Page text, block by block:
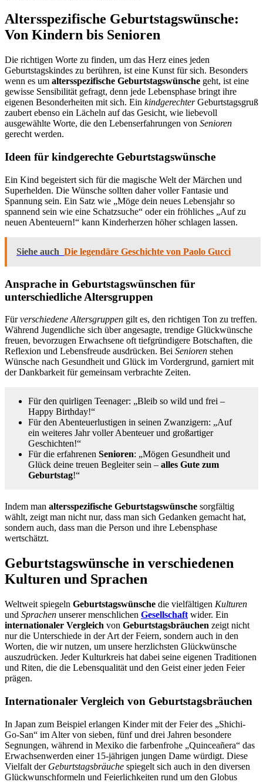
Altersspezifische Geburtstagswünsche:
Von Kindern bis Senioren
Die richtigen Worte zu finden, um das Herz eines jeden
Geburtstagskindes zu berühren, ist eine Kunst für sich. Besonders
wenn es um altersspezifische Geburtstagswünsche geht, ist eine
gewisse Sensibilität gefragt, denn jede Lebensphase bringt ihre
eigenen Besonderheiten mit sich. Ein kindgerechterGeburtstagsgruß
zaubert ebenso ein Lächeln auf das Gesicht, wie liebevoll
ausgewählte Worte, die den Lebenserfahrungen von Senioren
gerecht werden.
Ideen für kindgerechte Geburtstagswünsche
Ein Kind begeistert sich für die magische Welt der Märchen und
Superhelden. Die Wünsche sollten daher voller Fantasie und
Spannung sein. Ein Satz wie „Möge dein neues Lebensjahr so
spannend sein wie eine Schatzsuche“ oder ein fröhliches „Auf zu
neuen Abenteuern!“ kann Kinderherzen höher schlagen lassen.
Siehe auch Die legendäre Geschichte von Paolo Gucci
Ansprache in Geburtstagswünschen für
unterschiedliche Altersgruppen
Fürverschiedene Altersgruppen gilt es, den richtigen Ton zu treffen.
Während Jugendliche sich über angesagte, trendige Glückwünsche
freuen, bevorzugen Erwachsene oft tiefgründigere Botschaften, die
Reflexion und Lebensfreude ausdrücken. Bei Senioren stehen
Wünsche nach Gesundheit und Glück im Vordergrund, garniert mit
der Dankbarkeit für gemeinsam verbrachte Zeiten.
Für den quirligen Teenager: „Bleib so wild und frei –
Happy Birthday!“
Für den Abenteuerlustigen in seinen Zwanzigern: „Auf
ein weiteres Jahr voller Abenteuer und großartiger
Geschichten!“
Für die erfahrenen Senioren: „Mögen Gesundheit und
Glück deine treuen Begleiter sein – alles Gute zum
Geburtstag!“
Indem man altersspezifische Geburtstagswünsche sorgfältig
wählt, zeigt man nicht nur, dass man sich Gedanken gemacht hat,
sondern auch, dass man die Person und ihre Lebensphase
wertschätzt.
Geburtstagswünsche in verschiedenen
Kulturen und Sprachen
Weltweit spiegeln Geburtstagswünsche die vielfältigen Kulturen
und Sprachen unserer menschlichen Gesellschaft wider. Ein
internationaler Vergleich von Geburtstagsbräuchen zeigt nicht
nur die Unterschiede in der Art der Feiern, sondern auch in den
Worten, die wir nutzen, um unsere herzlichsten Glückwünsche
auszudrücken. Jeder Kulturkreis hat dabei seine eigenen Traditionen
und Riten, die die Lebensqualität und den Geist einer jeden Feier
prägen.
Internationaler Vergleich von Geburtstagsbräuchen
In Japan zum Beispiel erlangen Kinder mit der Feier des „Shichi-
Go-San“ im Alter von sieben, fünf und drei Jahren besondere
Segnungen, während in Mexiko die farbenfrohe „Quinceañera“ das
Erwachsenwerden einer 15-jährigen jungen Dame würdigt. Diese
Vielfalt der Geburtstagsbräuche spiegelt sich auch in den diversen
Glückwunschformeln und Feierlichkeiten rund um den Globus